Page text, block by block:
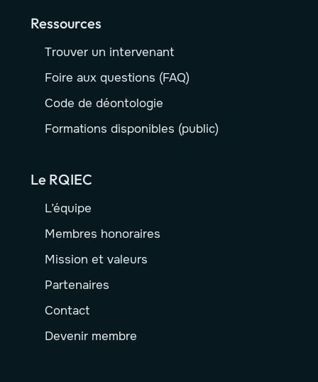
Ressources
Trouver un intervenant
Foire aux questions (FAQ)
Code de déontologie
Formations disponibles (public)
Le RQIEC
L’équipe
Membres honoraires
Mission et valeurs
Partenaires
Contact
Devenir membre